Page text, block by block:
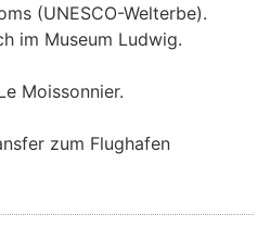
(UNESCO-Welterbe).
im Museum Ludwig.
Moissonnier.
zum Flughafen